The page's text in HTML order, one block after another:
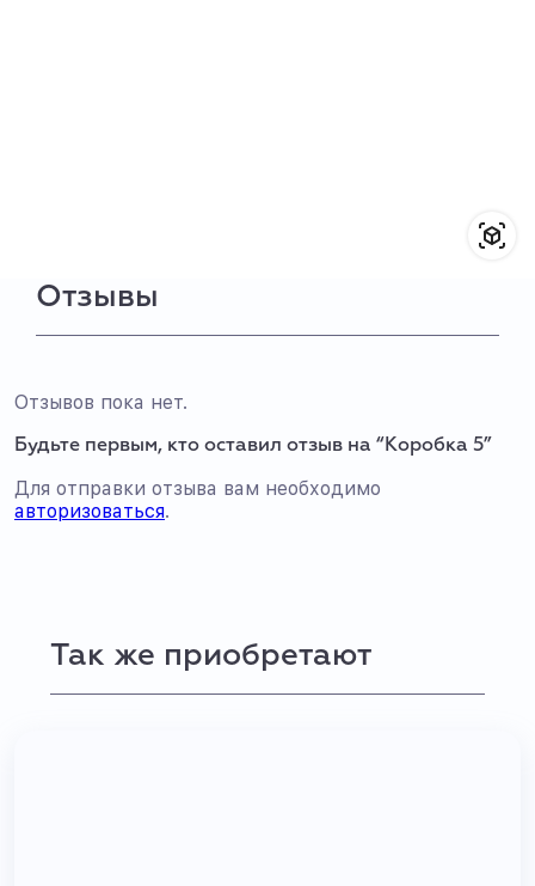
Отзывы
Отзывов пока нет.
Будьте первым, кто оставил отзыв на “Коробка 5”
Для отправки отзыва вам необходимо
авторизоваться.
Так же приобретают